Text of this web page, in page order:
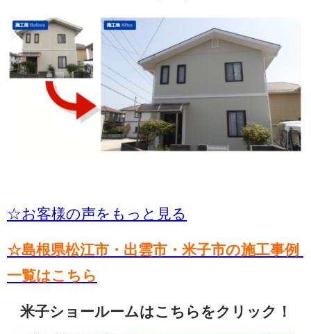
☆お客様の声をもっと見る
☆島根県松江市・出雲市・米子市の施工事例
一覧はこちら
米子ショールームはこちらをクリック！